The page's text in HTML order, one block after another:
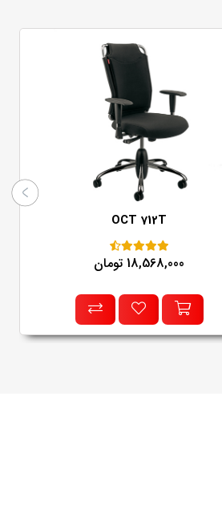
OCT 712T
18,568,000 تومان